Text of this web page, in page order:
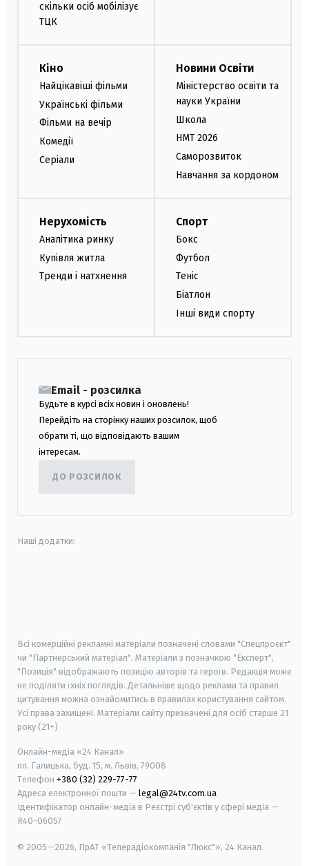
скільки осіб мобілізує
ТЦК
Кіно
Найцікавіші фільми
Українські фільми
Фільми на вечір
Комедії
Серіали
Новини Освіти
Міністерство освіти та
науки України
Школа
НМТ 2026
Саморозвиток
Навчання за кордоном
Нерухомість
Аналітика ринку
Купівля житла
Тренди і натхнення
Спорт
Бокс
Футбол
Теніс
Біатлон
Інші види спорту
Email - розсилка
Будьте в курсі всіх новин і оновлень!
Перейдіть на сторінку наших розсилок, щоб
обрати ті, що відповідають вашим
інтересам.
ДО РОЗСИЛОК
Наші додатки:
Всі комерційні рекламні матеріали позначені словами "Спецпроєкт"
чи "Партнерський матеріал". Матеріали з позначкою "Експерт",
"Позиція" відображають позицію авторів та героїв. Редакція може
не поділяти їхніх поглядів. Детальніше щодо реклами та правил
цитування можна ознайомитись в правилах користування сайтом.
Усі права захищені. Матеріали сайту призначені для осіб старше 21
року (21+)
Онлайн-медіа «24 Канал»
пл. Галицька, буд. 15, м. Львів, 79008
Телефон +380 (32) 229-77-77
Адреса електронної пошти — legal@24tv.com.ua
Ідентифікатор онлайн-медіа в Реєстрі суб'єктів у сфері медіа —
R40-06057
© 2005—2026, ПрАТ «Телерадіокомпанія "Люкс"», 24 Канал.